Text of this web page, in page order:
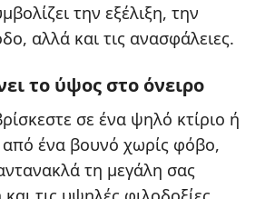
την εξέλιξη, την
αλλά και τις ανασφάλειες.
το ύψος στο όνειρο
σε ένα ψηλό κτίριο ή
από ένα βουνό χωρίς φόβο,
τη μεγάλη σας